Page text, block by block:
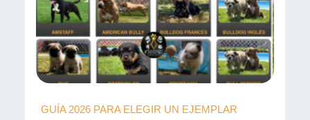
GUÍA 2026 PARA ELEGIR UN EJEMPLAR